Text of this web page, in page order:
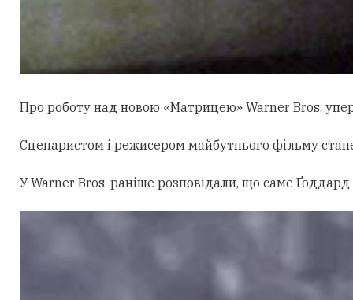
Про роботу над новою «Матрицею» Warner Bros.
Сценаристом і режисером майбутнього фільму
У Warner Bros. раніше розповідали, що саме